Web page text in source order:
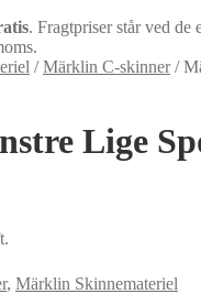
. Fragtpriser står ved de
/Märklin C-skinner/
Lige
, Märklin Skinnemateriel